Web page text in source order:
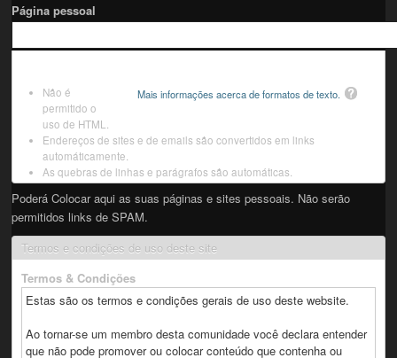
Página pessoal
Mais informações acerca de formatos de texto.
Não é
permitido o
uso de HTML.
Endereços de sites e de emails são convertidos em links
automáticamente.
As quebras de linhas e parágrafos são automáticas.
Poderá Colocar aqui as suas páginas e sites pessoais. Não serão
permitidos links de SPAM.
Termos e condições de uso deste site
Termos & Condições